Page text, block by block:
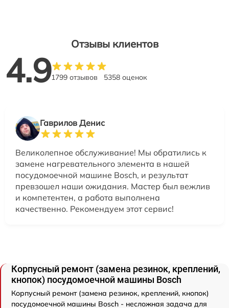
Отзывы клиентов
4.91799 отзывов 5358 оценок
Гаврилов Денис
Великолепное обслуживание! Мы обратились к
замене нагревательного элемента в нашей
посудомоечной машине Bosch, и результат
превзошел наши ожидания. Мастер был вежлив
и компетентен, а работа выполнена
качественно. Рекомендуем этот сервис!
Корпусный ремонт (замена резинок, креплений,
кнопок) посудомоечной машины Bosch
Корпусный ремонт (замена резинок, креплений, кнопок)
посудомоечной машины Bosch - несложная задача для